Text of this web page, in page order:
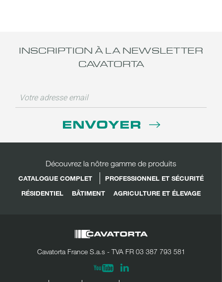
INSCRIPTION À LA NEWSLETTER
CAVATORTA
ENVOYER
Découvrez la nôtre gamme de produits
CATALOGUE COMPLET
PROFESSIONNEL ET SÉCURITÉ
RÉSIDENTIEL
BÂTIMENT AGRICULTURE ET ÉLEVAGE
Cavatorta France S.a.s - TVA FR 03 387 793 581
Youtube Linkedin